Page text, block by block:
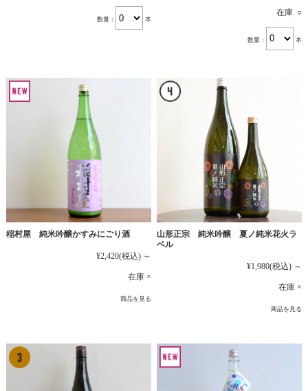
数量： 本
在庫 ○
数量： 本
稲村屋 純米吟醸かすみにごり酒
¥2,420(税込) ～
在庫 ×
商品を見る
山形正宗 純米吟醸 夏ノ純米花火ラ
ベル
¥1,980(税込) ～
在庫 ×
商品を見る